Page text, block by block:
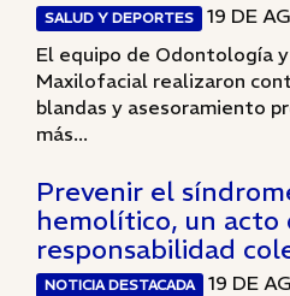
SALUD Y DEPORTES
19 DE
El equipo de Odontología
Maxilofacial realizaron
blandas y asesoramiento
más...
Prevenir el
hemolítico, un acto
responsabilidad
NOTICIA DESTACADA
19 DE